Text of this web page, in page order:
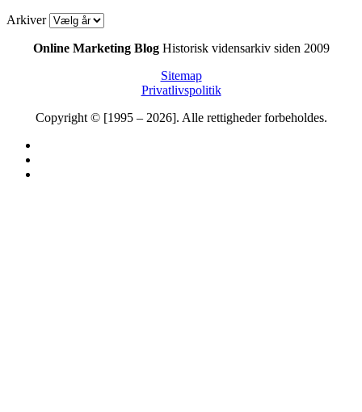
Arkiver
Online Marketing BlogHistorisk vidensarkiv siden 2009
Sitemap
Privatlivspolitik
Copyright © [1995 – 2026]. Alle rettigheder forbeholdes.